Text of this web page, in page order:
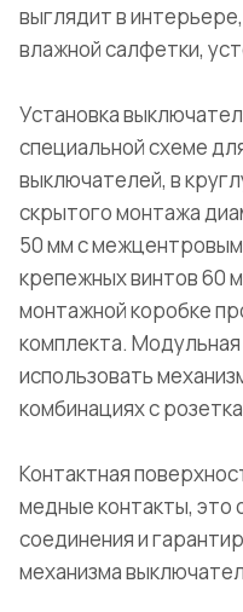
выглядит в
влажной салфетки,
Установка
специальной схеме
выключателей, в
скрытого монтажа
50 мм с
крепежных винтов 60
монтажной коробке
комплекта.
использовать
комбинациях с
Контактная
медные контакты, это
соединения и
механизма